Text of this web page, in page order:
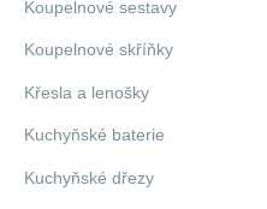
Koupelnové sestavy
Koupelnové skříňky
Křesla a lenošky
Kuchyňské baterie
Kuchyňské dřezy